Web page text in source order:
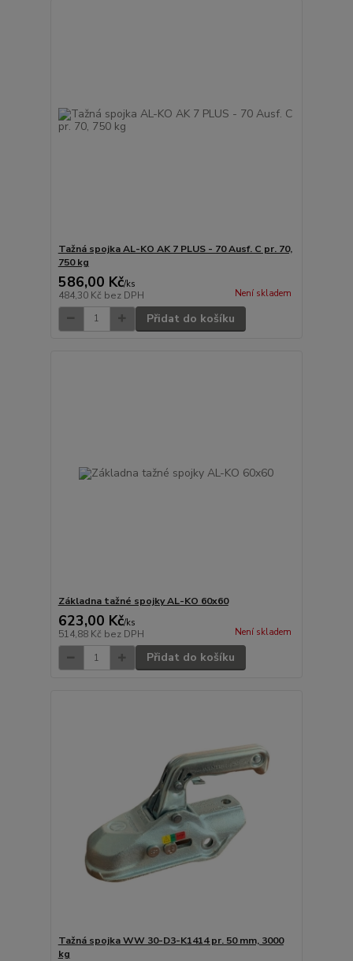
Tažná spojka AL-KO AK 7 PLUS - 70 Ausf. C pr. 70,
750 kg
586,00 Kč/ks
484,30 Kč bez DPH Není skladem
Přidat do košíku
Základna tažné spojky AL-KO 60x60
623,00 Kč/ks
514,88 Kč bez DPH Není skladem
Přidat do košíku
Tažná spojka WW 30-D3-K1414 pr. 50 mm, 3000
kg